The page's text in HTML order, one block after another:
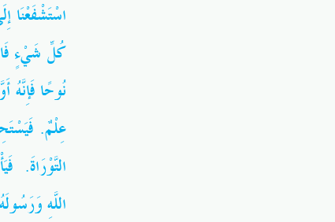
اسْتَشْفَعْنَا
كُلِّ شَيْءٍ
نُوحًا
عِلْمٌ.
التَّوْرَاةَ.
اللَّهِ